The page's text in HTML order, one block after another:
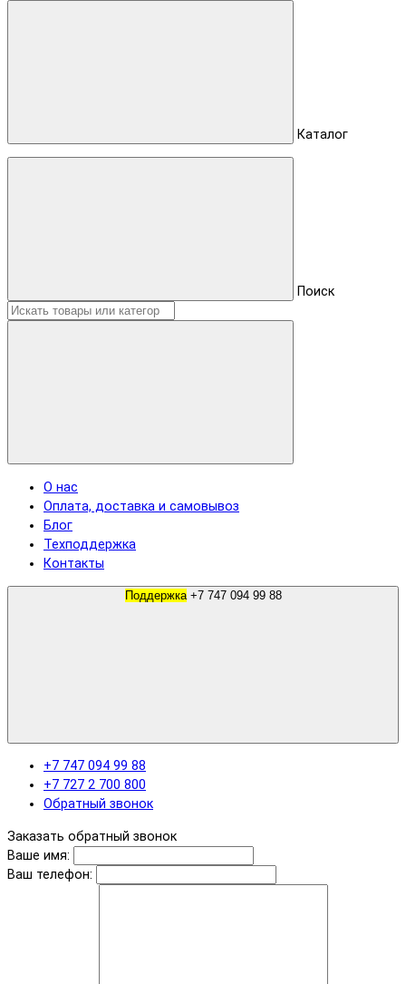
Каталог
Поиск
О нас
Оплата, доставка и самовывоз
Блог
Техподдержка
Контакты
Поддержка +7 747 094 99 88
+7 747 094 99 88
+7 727 2 700 800
Обратный звонок
Заказать обратный звонок
Ваше имя:
Ваш телефон: